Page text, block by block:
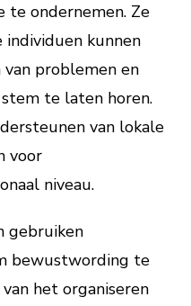
te ondernemen. Ze
kunnen
problemen en
te laten horen.
van lokale
voor
niveau.
gebruiken
bewustwording te
het organiseren